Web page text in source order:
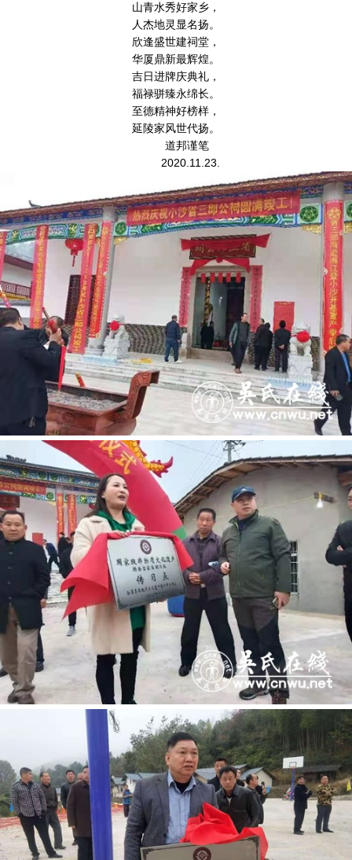
山青水秀好家乡，
人杰地灵显名扬。
欣逢盛世建祠堂，
华厦鼎新最辉煌。
吉日进牌庆典礼，
福禄骈臻永绵长。
至德精神好榜样，
延陵家风世代扬。
道邦谨笔
2020.11.23.